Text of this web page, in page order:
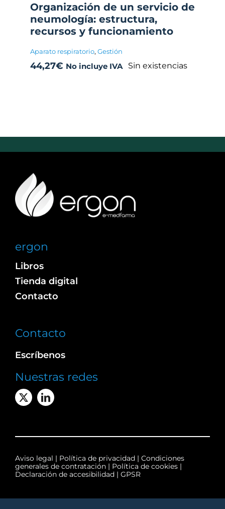
Organización de un servicio de
neumología: estructura,
recursos y funcionamiento
Aparato respiratorio, Gestión
44,27€ No incluye IVA Sin existencias
ergon
Libros
Tienda digital
Contacto
Contacto
Escríbenos
Nuestras redes
Aviso legal | Política de privacidad | Condiciones
generales de contratación| Política de cookies|
Declaración de accesibilidad| GPSR